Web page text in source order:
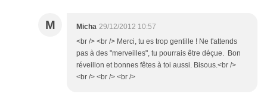
M Micha 29/12/2012 10:57
<br /> <br /> Merci, tu es trop gentille ! Ne t'attends
pas à des "merveilles", tu pourrais être déçue. Bon
réveillon et bonnes fêtes à toi aussi. Bisous.<br />
<br /> <br /> <br />